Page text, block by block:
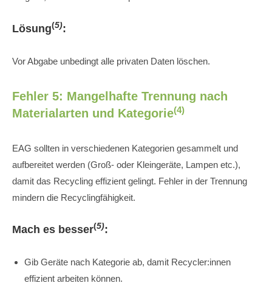
Lösung(5):
Vor Abgabe unbedingt alle privaten Daten löschen.
Fehler 5: Mangelhafte Trennung nach
Materialarten und Kategorie(4)
EAG sollten in verschiedenen Kategorien gesammelt und
aufbereitet werden (Groß- oder Kleingeräte, Lampen etc.),
damit das Recycling effizient gelingt. Fehler in der Trennung
mindern die Recyclingfähigkeit.
Mach es besser(5):
Gib Geräte nach Kategorie ab, damit Recycler:innen
effizient arbeiten können.